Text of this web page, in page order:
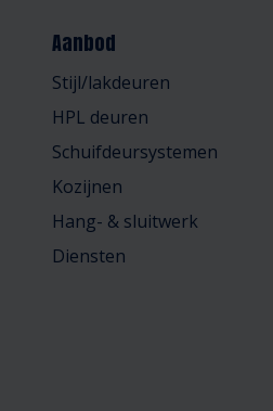
Aanbod
Stijl/lakdeuren
HPL deuren
Schuifdeursystemen
Kozijnen
Hang- & sluitwerk
Diensten